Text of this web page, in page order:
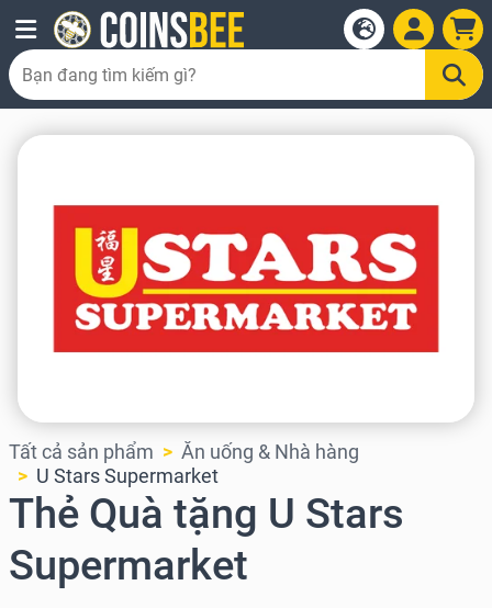
Tất cả sản phẩm
Ăn uống & Nhà hàng
U Stars Supermarket
Thẻ Quà tặng U Stars
Supermarket